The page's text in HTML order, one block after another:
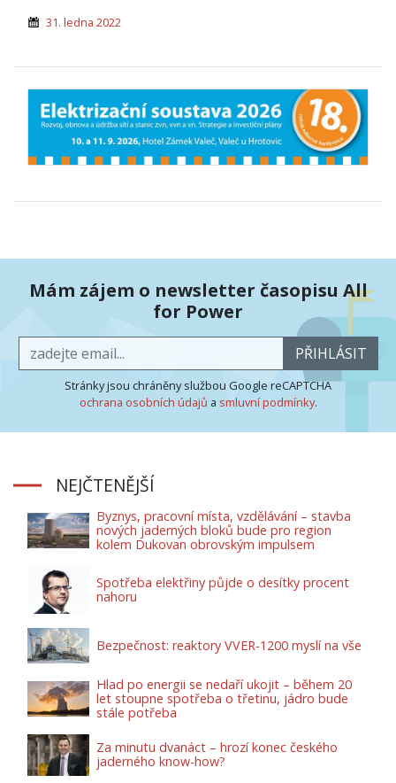
31. ledna 2022
Mám zájem o newsletter časopisu All
for Power
PŘIHLÁSIT
Stránky jsou chráněny službou Google reCAPTCHA
ochrana osobních údajů a smluvní podmínky.
NEJČTENĚJŠÍ
Byznys, pracovní místa, vzdělávání – stavba
nových jaderných bloků bude pro region
kolem Dukovan obrovským impulsem
Spotřeba elektřiny půjde o desítky procent
nahoru
Bezpečnost: reaktory VVER-1200 myslí na vše
Hlad po energii se nedaří ukojit – během 20
let stoupne spotřeba o třetinu, jádro bude
stále potřeba
Za minutu dvanáct – hrozí konec českého
jaderného know-how?